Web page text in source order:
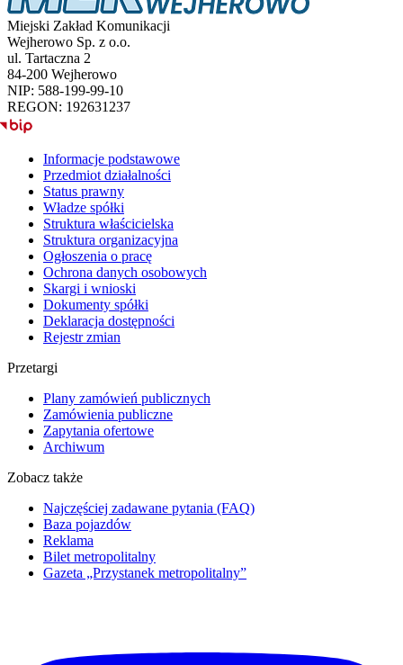
Miejski Zakład Komunikacji
Wejherowo Sp. z o.o.
ul. Tartaczna 2
84-200 Wejherowo
NIP: 588-199-99-10
REGON: 192631237
Informacje podstawowe
Przedmiot działalności
Status prawny
Władze spółki
Struktura właścicielska
Struktura organizacyjna
Ogłoszenia o pracę
Ochrona danych osobowych
Skargi i wnioski
Dokumenty spółki
Deklaracja dostępności
Rejestr zmian
Przetargi
Plany zamówień publicznych
Zamówienia publiczne
Zapytania ofertowe
Archiwum
Zobacz także
Najczęściej zadawane pytania (FAQ)
Baza pojazdów
Reklama
Bilet metropolitalny
Gazeta „Przystanek metropolitalny”